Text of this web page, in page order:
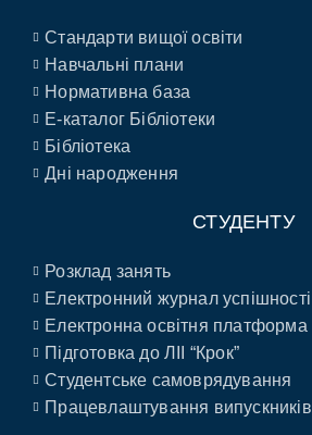
Стандарти вищої освіти
Навчальні плани
Нормативна база
E-каталог Бібліотеки
Бібліотека
Дні народження
СТУДЕНТУ
Розклад занять
Електронний журнал успішності
Електронна освітня платформа
Підготовка до ЛІІ “Крок”
Студентське самоврядування
Працевлаштування випускників